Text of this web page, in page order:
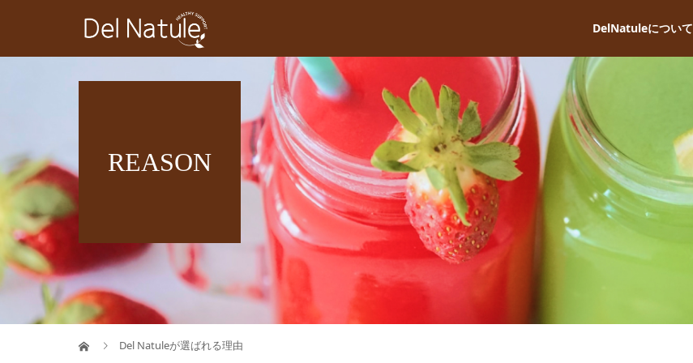
DelNatuleについて
REASON
Del Natuleが選ばれる理由